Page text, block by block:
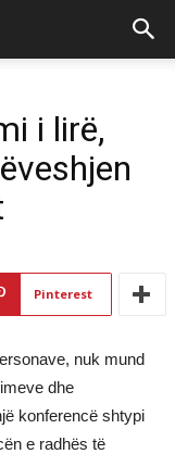
i lirë,
Pinterest
nuk mund
dhe
konferencë shtypi
e radhës të